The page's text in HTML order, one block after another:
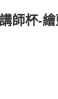
講師杯-